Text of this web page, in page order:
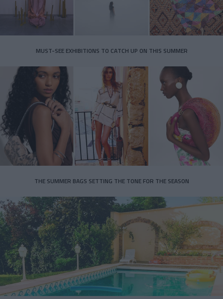
MUST-SEE EXHIBITIONS TO CATCH UP ON THIS SUMMER
THE SUMMER BAGS SETTING THE TONE FOR THE SEASON